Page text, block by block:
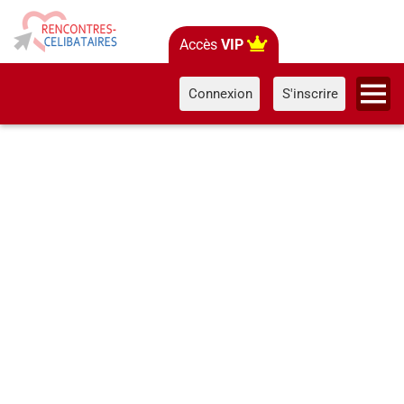
Accès VIP
Connexion S'inscrire